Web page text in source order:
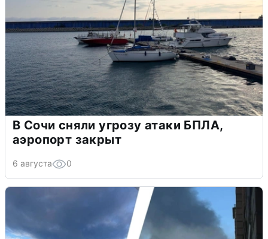
В Сочи сняли угрозу атаки БПЛА,
аэропорт закрыт
6 августа 0